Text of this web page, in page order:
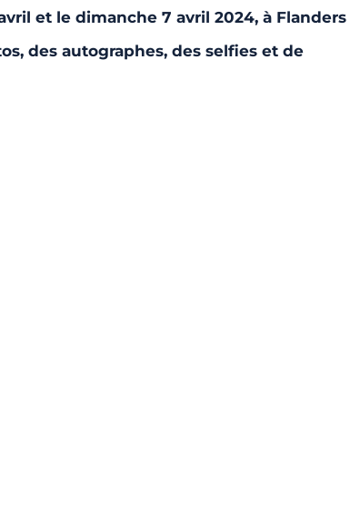
et le dimanche 7 avril 2024, à Flanders
des autographes, des selfies et de